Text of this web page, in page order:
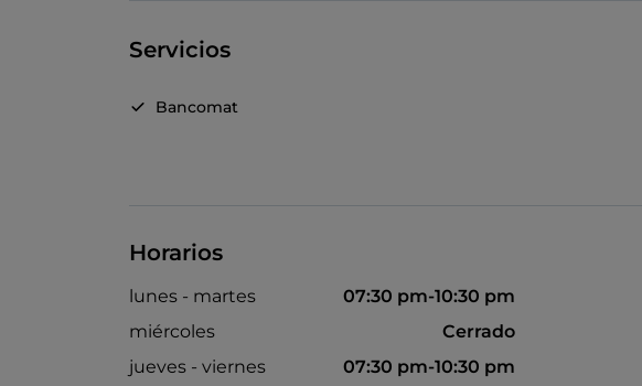
Servicios
Bancomat
Horarios
lunes - martes
07:30 pm-10:30 pm
miércoles
Cerrado
jueves - viernes
07:30 pm-10:30 pm